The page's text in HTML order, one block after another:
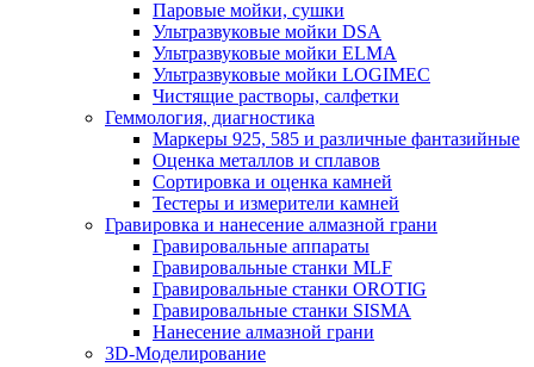
Паровые мойки, сушки
Ультразвуковые мойки DSA
Ультразвуковые мойки ELMA
Ультразвуковые мойки LOGIMEC
Чистящие растворы, салфетки
Геммология, диагностика
Маркеры 925, 585 и различные фантазийные
Оценка металлов и сплавов
Сортировка и оценка камней
Тестеры и измерители камней
Гравировка и нанесение алмазной грани
Гравировальные аппараты
Гравировальные станки MLF
Гравировальные станки OROTIG
Гравировальные станки SISMA
Нанесение алмазной грани
3D-Моделирование